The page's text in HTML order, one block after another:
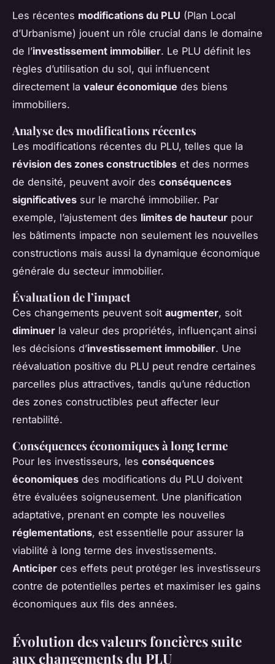
Les récentes modifications du PLU (Plan Local
d’Urbanisme) jouent un rôle crucial dans le domaine
de l’investissement immobilier. Le PLU définit les
règles d’utilisation du sol, qui influencent
directement la valeur économique des biens
immobiliers.
Analyse des modifications récentes
Les modifications récentes du PLU, telles que la
révision des zones constructibles et des normes
de densité, peuvent avoir des conséquences
significatives sur le marché immobilier. Par
exemple, l’ajustement des limites de hauteur pour
les bâtiments impacte non seulement les nouvelles
constructions mais aussi la dynamique économique
générale du secteur immobilier.
Évaluation de l’impact
Ces changements peuvent soit augmenter, soit
diminuer la valeur des propriétés, influençant ainsi
les décisions d’investissement immobilier. Une
réévaluation positive du PLU peut rendre certaines
parcelles plus attractives, tandis qu’une réduction
des zones constructibles peut affecter leur
rentabilité.
Conséquences économiques à long terme
Pour les investisseurs, les conséquences
économiques des modifications du PLU doivent
être évaluées soigneusement. Une planification
adaptative, prenant en compte les nouvelles
réglementations, est essentielle pour assurer la
viabilité à long terme des investissements.
Anticiper ces effets peut protéger les investisseurs
contre de potentielles pertes et maximiser les gains
économiques aux fils des années.
Évolution des valeurs foncières suite
aux changements du PLU